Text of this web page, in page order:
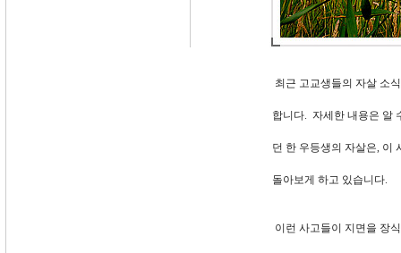
최근 고교생들의 자살 소
합니다. 자세한 내용은 알
던 한 우등생의 자살은, 이
돌아보게 하고 있습니다.
이런 사고들이 지면을 장